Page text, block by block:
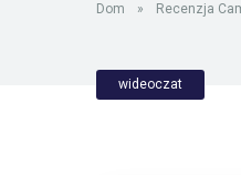
Dom » Recenzja
wideoczat